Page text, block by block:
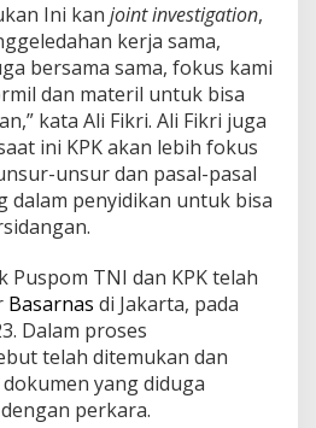
Ini kan joint investigation,
kerja sama,
bersama sama, fokus kami
dan materil untuk bisa
kata Ali Fikri. Ali Fikri juga
ini KPK akan lebih fokus
unsur dan pasal-pasal
dalam penyidikan untuk bisa
Puspom TNI dan KPK telah
Basarnas di Jakarta, pada
Dalam proses
telah ditemukan dan
yang diduga
perkara.